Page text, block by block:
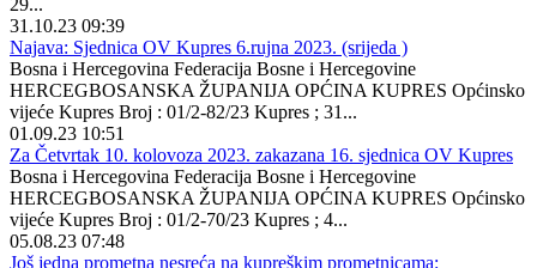
29...
31.10.23 09:39
Najava: Sjednica OV Kupres 6.rujna 2023. (srijeda )
Bosna i Hercegovina Federacija Bosne i Hercegovine
HERCEGBOSANSKA ŽUPANIJA OPĆINA KUPRES Općinsko
vijeće Kupres Broj : 01/2-82/23 Kupres ; 31...
01.09.23 10:51
Za Četvrtak 10. kolovoza 2023. zakazana 16. sjednica OV Kupres
Bosna i Hercegovina Federacija Bosne i Hercegovine
HERCEGBOSANSKA ŽUPANIJA OPĆINA KUPRES Općinsko
vijeće Kupres Broj : 01/2-70/23 Kupres ; 4...
05.08.23 07:48
Još jedna prometna nesreća na kupreškim prometnicama: